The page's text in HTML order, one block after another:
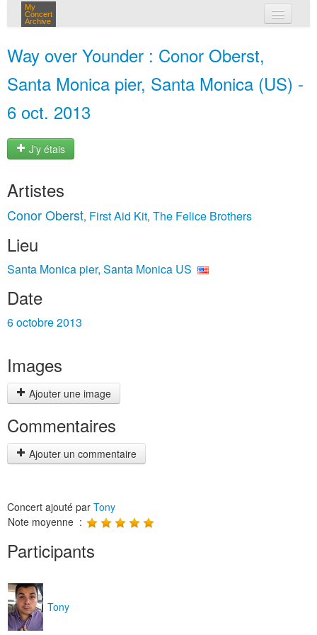
My
Concert
Archive
Way over Younder : Conor Oberst,
Santa Monica pier, Santa Monica (US) -
6 oct. 2013
J'y étais
Artistes
Conor Oberst, First Aid Kit, The Felice Brothers
Lieu
Santa Monica pier, Santa Monica US
Date
6 octobre 2013
Images
Ajouter une image
Commentaires
Ajouter un commentaire
Concert ajouté par Tony
Note moyenne :
Participants
Tony